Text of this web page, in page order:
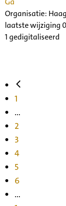
Organisatie:
laatste wijziging
1 gedigitaliseerd
1
...
2
3
4
5
6
...